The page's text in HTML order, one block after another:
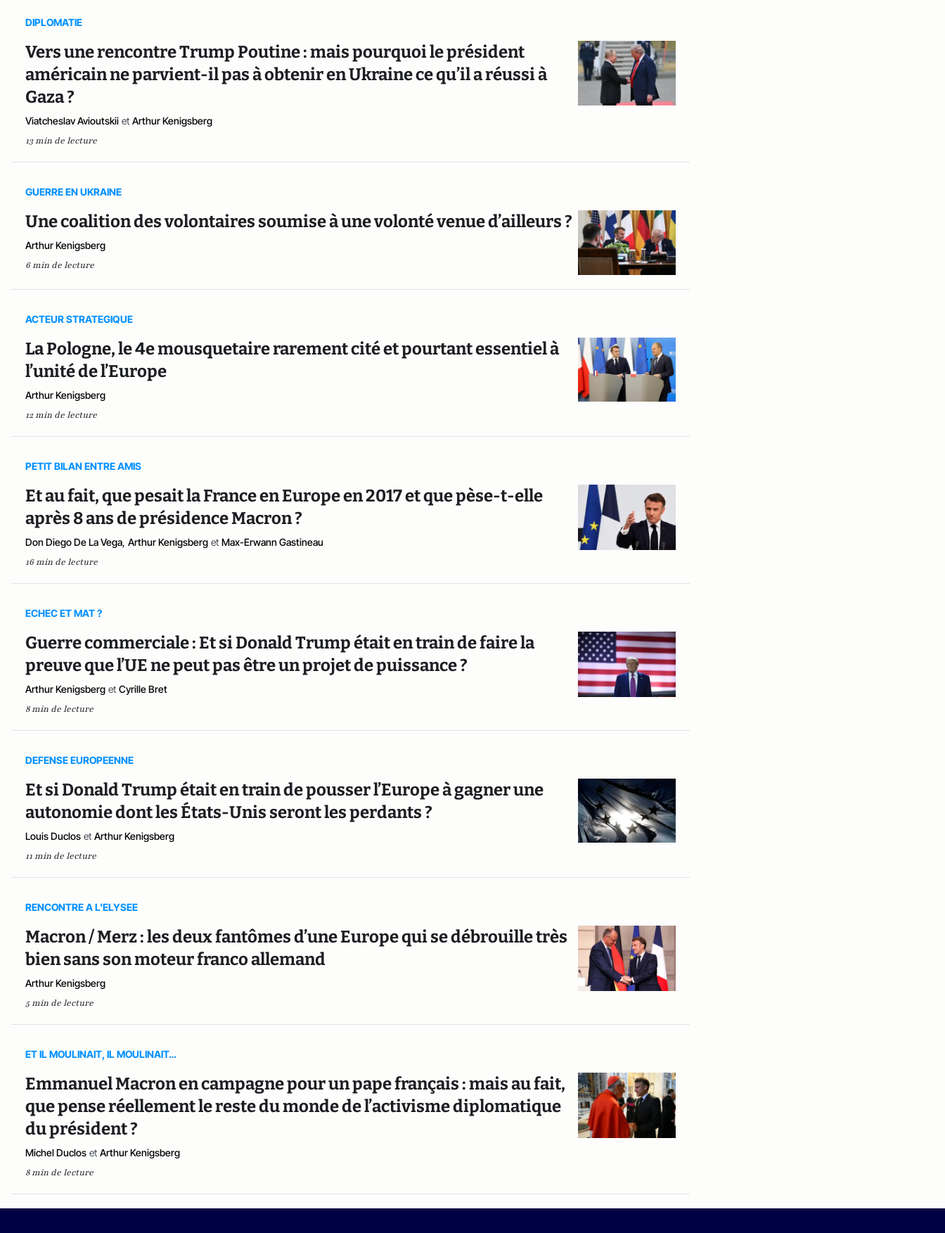
DIPLOMATIE
Vers une rencontre Trump Poutine : mais pourquoi le président
américain ne parvient-il pas à obtenir en Ukraine ce qu’il a réussi à
Gaza ?
Viatcheslav Avioutskii et Arthur Kenigsberg
13 min de lecture
GUERRE EN UKRAINE
Une coalition des volontaires soumise à une volonté venue d’ailleurs ?
Arthur Kenigsberg
6 min de lecture
ACTEUR STRATEGIQUE
La Pologne, le 4e mousquetaire rarement cité et pourtant essentiel à
l’unité de l’Europe
Arthur Kenigsberg
12 min de lecture
PETIT BILAN ENTRE AMIS
Et au fait, que pesait la France en Europe en 2017 et que pèse-t-elle
après 8 ans de présidence Macron ?
Don Diego De La Vega, Arthur Kenigsberg et Max-Erwann Gastineau
16 min de lecture
ECHEC ET MAT ?
Guerre commerciale : Et si Donald Trump était en train de faire la
preuve que l’UE ne peut pas être un projet de puissance ?
Arthur Kenigsberg et Cyrille Bret
8 min de lecture
DEFENSE EUROPEENNE
Et si Donald Trump était en train de pousser l’Europe à gagner une
autonomie dont les États-Unis seront les perdants ?
Louis Duclos et Arthur Kenigsberg
11 min de lecture
RENCONTRE A L'ELYSEE
Macron / Merz : les deux fantômes d’une Europe qui se débrouille très
bien sans son moteur franco allemand
Arthur Kenigsberg
5 min de lecture
ET IL MOULINAIT, IL MOULINAIT…
Emmanuel Macron en campagne pour un pape français : mais au fait,
que pense réellement le reste du monde de l’activisme diplomatique
du président ?
Michel Duclos et Arthur Kenigsberg
8 min de lecture